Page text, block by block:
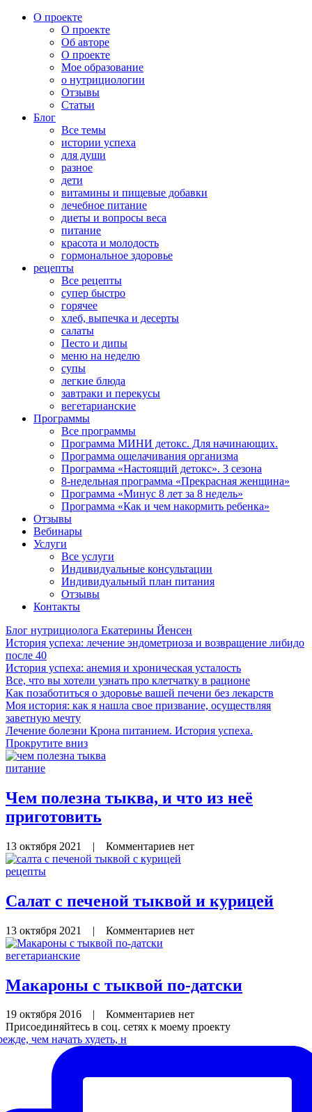
О проекте
О проекте
Об авторе
О проекте
Мое образование
о нутрициологии
Отзывы
Статьи
Блог
Все темы
истории успеха
для души
разное
дети
витамины и пищевые добавки
лечебное питание
диеты и вопросы веса
питание
красота и молодость
гормональное здоровье
рецепты
Все рецепты
супер быстро
горячее
хлеб, выпечка и десерты
салаты
Песто и дипы
меню на неделю
супы
легкие блюда
завтраки и перекусы
вегетарианские
Программы
Все программы
Программа МИНИ детокс. Для начинающих.
Программа ощелачивания организма
Программа «Настоящий детокс». 3 сезона
8-недельная программа «Прекрасная женщина»
Программа «Минус 8 лет за 8 недель»
Программа «Как и чем накормить ребенка»
Отзывы
Вебинары
Услуги
Все услуги
Индивидуальные консультации
Индивидуальный план питания
Отзывы
Контакты
Блог нутрициолога Екатерины Йенсен
История успеха: лечение эндометриоза и возвращение либидо
после 40
История успеха: анемия и хроническая усталость
Все, что вы хотели узнать про клетчатку в рационе
Как позаботиться о здоровье вашей печени без лекарств
Моя история: как я нашла свое призвание, осуществляя
заветную мечту
Лечение болезни Крона питанием. История успеха.
Прокрутите вниз
питание
Чем полезна тыква, и что из неё
приготовить
13 октября 2021 | Комментариев нет
рецепты
Салат с печеной тыквой и курицей
13 октября 2021 | Комментариев нет
вегетарианские
Макароны с тыквой по-датски
19 октября 2016 | Комментариев нет
Присоединяйтесь в соц. сетях к моему проекту
чем начать худеть, н